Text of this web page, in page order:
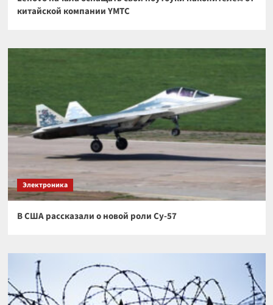
китайской компании YMTC
Электроника
В США рассказали о новой роли Су-57